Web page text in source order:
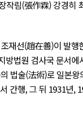
림(張作霖) 강경히
재선(趙在善)이 발
법원 검사국 문서
법술(法術)로 일본
간행, 그 뒤 1931년,